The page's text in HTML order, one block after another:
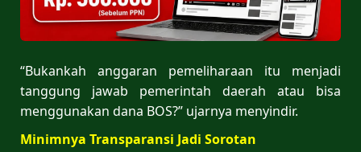
“Bukankah anggaran pemeliharaan itu menjadi
tanggung jawab pemerintah daerah atau bisa
menggunakan dana BOS?” ujarnya menyindir.
Minimnya Transparansi Jadi Sorotan